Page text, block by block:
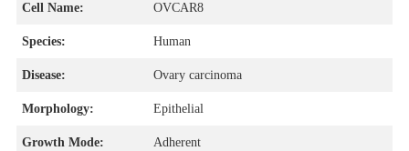
Cell Name: OVCAR8
Species: Human
Disease: Ovary carcinoma
Morphology: Epithelial
Growth Mode: Adherent